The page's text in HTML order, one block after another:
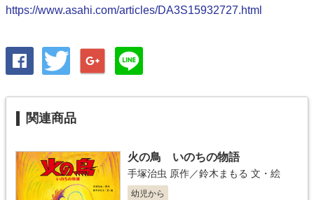
https://www.asahi.com/articles/DA3S15932727.html
関連商品
火の鳥 いのちの物語
手塚治虫 原作／鈴木まもる 文・絵
幼児から